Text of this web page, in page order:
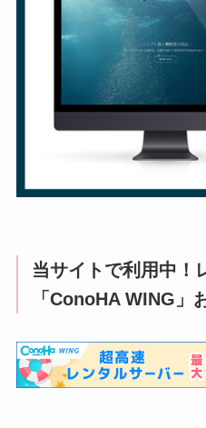
当サイトで利用中！
「ConoHA WING